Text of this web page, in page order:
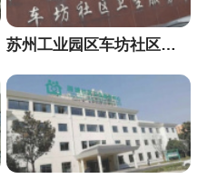
苏州工业园区车坊社区卫生服务中心